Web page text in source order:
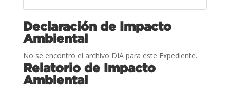
Declaración de Impacto
Ambiental
No se encontró el archivo DIA para este Expediente.
Relatorio de Impacto
Ambiental